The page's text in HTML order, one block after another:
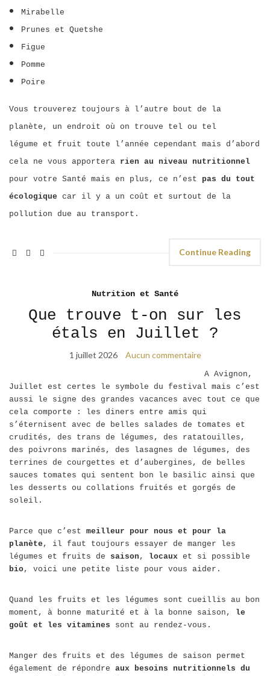
Mirabelle
Prunes et Quetshe
Figue
Pomme
Poire
Vous trouverez toujours à l’autre bout de la
planète, un endroit où on trouve tel ou tel
légume et fruit toute l’année cependant mais d’abord
cela ne vous apportera rien au niveau nutritionnel
pour votre Santé mais en plus, ce n’est pas du tout
écologique car il y a un coût et surtout de la
pollution due au transport.
Continue Reading
Nutrition et Santé
Que trouve t-on sur les
étals en Juillet ?
1 juillet 2026 Aucun commentaire
A Avignon,
Juillet est certes le symbole du festival mais c’est
aussi le signe des grandes vacances avec tout ce que
cela comporte : les diners entre amis qui
s’éternisent avec de belles salades de tomates et
crudités, des trans de légumes, des ratatouilles,
des poivrons marinés, des lasagnes de légumes, des
terrines de courgettes et d’aubergines, de belles
sauces tomates qui sentent bon le basilic ainsi que
les desserts ou collations fruités et gorgés de
soleil.
Parce que c’est meilleur pour nous et pour la
planète , il faut toujours essayer de manger les
légumes et fruits de saison , locaux et si possible
bio, voici une petite liste pour vous aider.
Quand les fruits et les légumes sont cueillis au bon
moment, à bonne maturité et à la bonne saison, le
goût et les vitamines sont au rendez-vous.
Manger des fruits et des légumes de saison permet
également de répondre aux besoins nutritionnels du